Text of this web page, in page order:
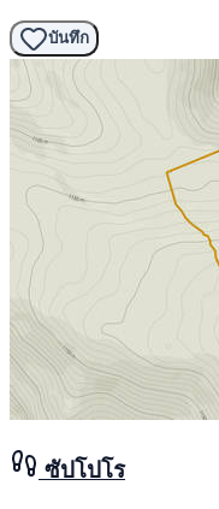
บันทึก
ซัปโปโร